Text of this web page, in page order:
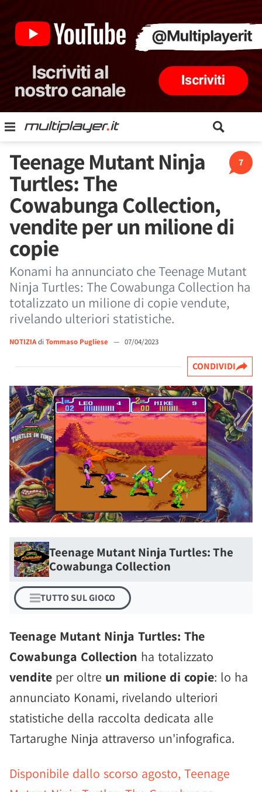
7
Teenage Mutant Ninja
Turtles: The
Cowabunga Collection,
vendite per un milione di
copie
Konami ha annunciato che Teenage Mutant
Ninja Turtles: The Cowabunga Collection ha
totalizzato un milione di copie vendute,
rivelando ulteriori statistiche.
NOTIZIAdi Tommaso Pugliese — 07/04/2023
CONDIVIDI
Teenage Mutant Ninja Turtles: The
Cowabunga Collection
TUTTO SUL GIOCO
Teenage Mutant Ninja Turtles: The
Cowabunga Collection ha totalizzato
vendite per oltre un milione di copie: lo ha
annunciato Konami, rivelando ulteriori
statistiche della raccolta dedicata alle
Tartarughe Ninja attraverso un'infografica.
Disponibile dallo scorso agosto, Teenage